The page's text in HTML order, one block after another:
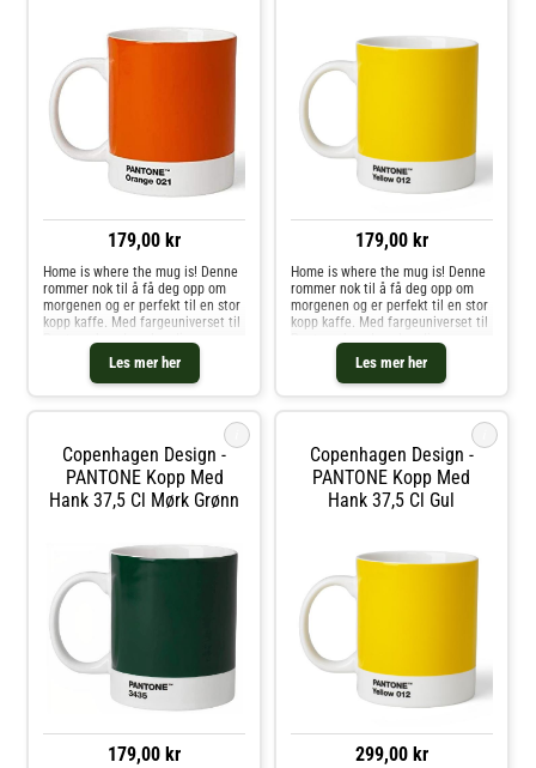
179,00 kr
Les mer her
Home is where the mug is! Denne
rommer nok til å få deg opp om
morgenen og er perfekt til en stor
kopp kaffe. Med fargeuniverset til
personlige farge til
favorittkoppen. Hver kopp er i
fineste benporselen.
179,00 kr
Les mer her
Home is where the mug is! Denne
rommer nok til å få deg opp om
morgenen og er perfekt til en stor
kopp kaffe. Med fargeuniverset til
personlige farge til
favorittkoppen. Hver kopp er i
fineste benporselen.
Copenhagen Design -
PANTONE Kopp Med
Hank 37,5 Cl Mørk Grønn
179,00 kr
Copenhagen Design -
PANTONE Kopp Med
Hank 37,5 Cl Gul
299,00 kr